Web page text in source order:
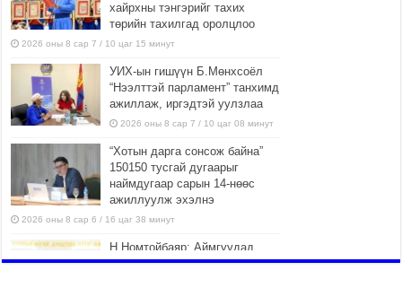
хайрхны тэнгэрийг тахих
төрийн тахилгад оролцлоо
2026 оны 8 сар 7 / 10 цаг 15 минут
УИХ-ын гишүүн Б.Мөнхсоёл
“Нээлттэй парламент” танхимд
ажиллаж, иргэдтэй уулзлаа
2026 оны 8 сар 7 / 10 цаг 08 минут
“Хотын дарга сонсож байна”
150150 тусгай дугаарыг
наймдугаар сарын 14-нөөс
ажиллуулж эхэлнэ
2026 оны 8 сар 6 / 16 цаг 38 минут
Н.Номтойбаяр: Аймгуудад
тулгамдаж буй асуудлуудыг